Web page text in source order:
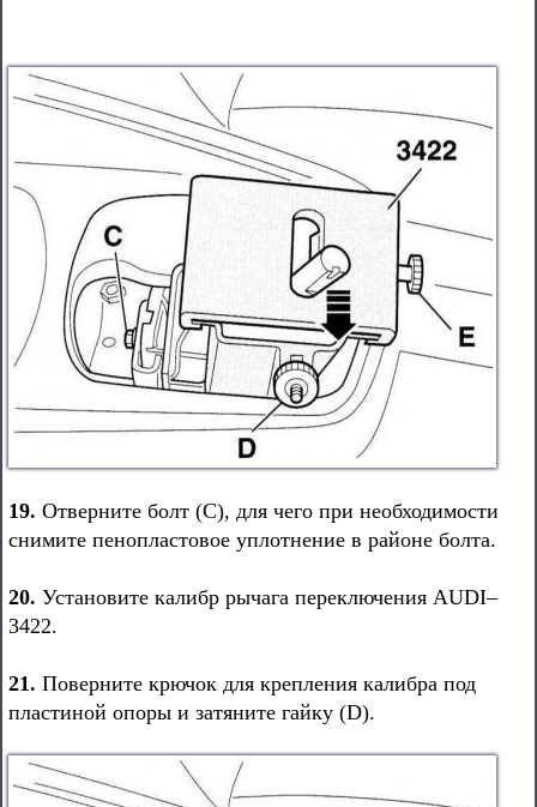
19. Отверните болт (С), для чего при необходимости
снимите пенопластовое уплотнение в районе болта.
20. Установите калибр рычага переключения AUDI–
3422.
21. Поверните крючок для крепления калибра под
пластиной опоры и затяните гайку (D).